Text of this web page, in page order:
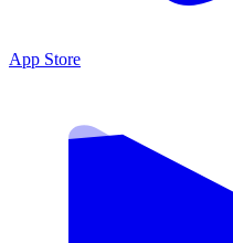
App Store